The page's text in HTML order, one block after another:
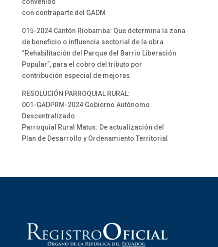
con contraparte del GADM
015-2024 Cantón Riobamba: Que determina la zona
de beneficio o influencia sectorial de la obra
“Rehabilitación del Parque del Barrio Liberación
Popular”, para el cobro del tributo por
contribución especial de mejoras
RESOLUCIÓN PARROQUIAL RURAL:
001-GADPRM-2024 Gobierno Autónomo
Descentralizado
Parroquial Rural Matus: De actualización del
Plan de Desarrollo y Ordenamiento Territorial